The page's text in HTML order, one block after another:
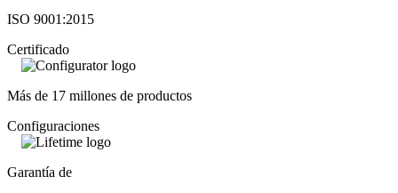
ISO 9001:2015
Certificado
Más de 17 millones de productos
Configuraciones
Garantía de